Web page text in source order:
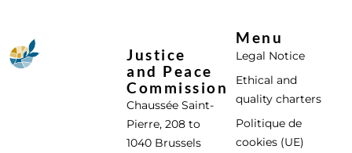
Justice
and Peace
Commission
Chaussée Saint-
Pierre, 208 to
1040 Brussels
Menu
Legal Notice
Ethical and
quality charters
Politique de
cookies (UE)